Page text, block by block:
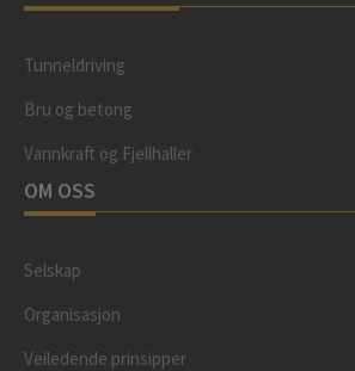
Tunneldriving
Bru og betong
Vannkraft og Fjellhaller
OM OSS
Selskap
Organisasjon
Veiledende prinsipper